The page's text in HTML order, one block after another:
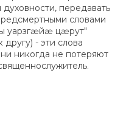
передавать
словами
уарзгӕйӕ цӕрут"
- эти слова
никогда не потеряют